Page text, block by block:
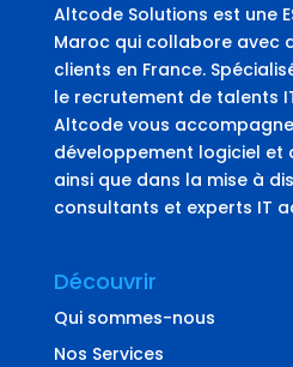
Altcode Solutions est une
Maroc qui collabore avec
clients en France.
le recrutement de talents
Altcode vous
développement logiciel et
ainsi que dans la mise à
consultants et experts IT
Découvrir
Qui sommes-nous
Nos Services